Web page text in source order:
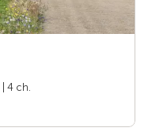
| 4 ch.